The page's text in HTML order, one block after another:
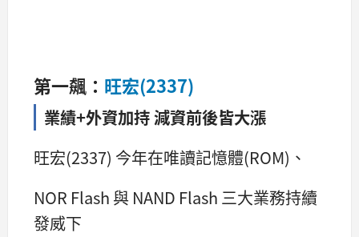
第一飆： 旺宏(2337)
業績+外資加持 減資前後皆大漲
旺宏(2337) 今年在唯讀記憶體(ROM)、
NOR Flash 與 NAND Flash 三大業務持續
發威下